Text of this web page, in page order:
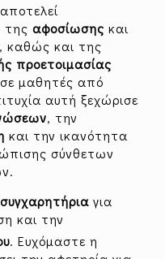
της αφοσίωσης και
, καθώς και της
προετοιμασίας
μαθητές από
αυτή ξεχώρισε
, την
και την ικανότητα
σύνθετων
για
και την
. Ευχόμαστε η